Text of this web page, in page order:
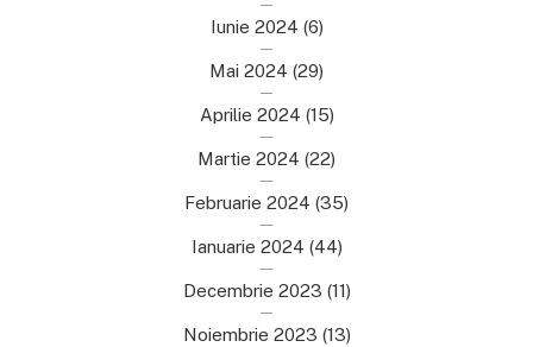
Iunie 2024 (6)
Mai 2024 (29)
Aprilie 2024 (15)
Martie 2024 (22)
Februarie 2024 (35)
Ianuarie 2024 (44)
Decembrie 2023 (11)
Noiembrie 2023 (13)